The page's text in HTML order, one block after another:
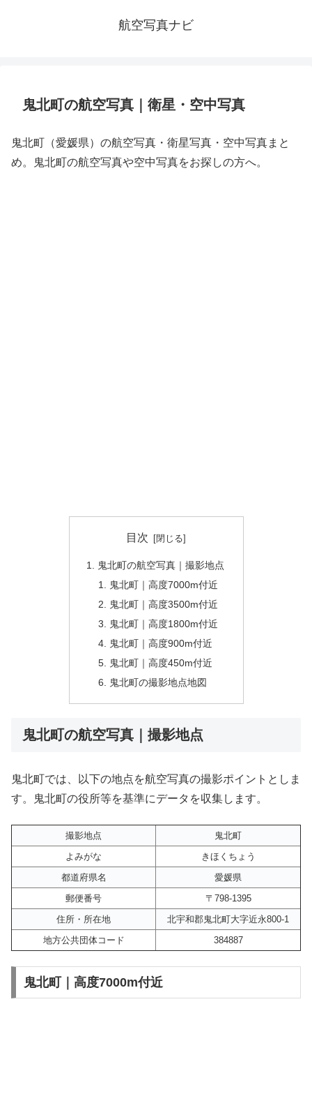
航空写真ナビ
鬼北町の航空写真｜衛星・空中写真
鬼北町（愛媛県）の航空写真・衛星写真・空中写真まと
め。鬼北町の航空写真や空中写真をお探しの方へ。
目次
鬼北町の航空写真｜撮影地点
鬼北町｜高度7000m付近
鬼北町｜高度3500m付近
鬼北町｜高度1800m付近
鬼北町｜高度900m付近
鬼北町｜高度450m付近
鬼北町の撮影地点地図
鬼北町の航空写真｜撮影地点
鬼北町では、以下の地点を航空写真の撮影ポイントとしま
す。鬼北町の役所等を基準にデータを収集します。
撮影地点
鬼北町
よみがな
きほくちょう
都道府県名
愛媛県
郵便番号
〒798-1395
住所・所在地
北宇和郡鬼北町大字近永800-1
地方公共団体コード
384887
鬼北町｜高度7000m付近